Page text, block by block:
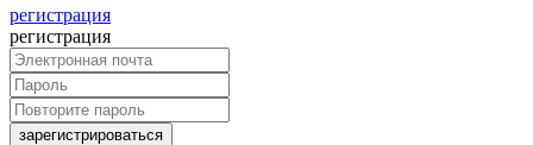
регистрация
регистрация
зарегистрироваться